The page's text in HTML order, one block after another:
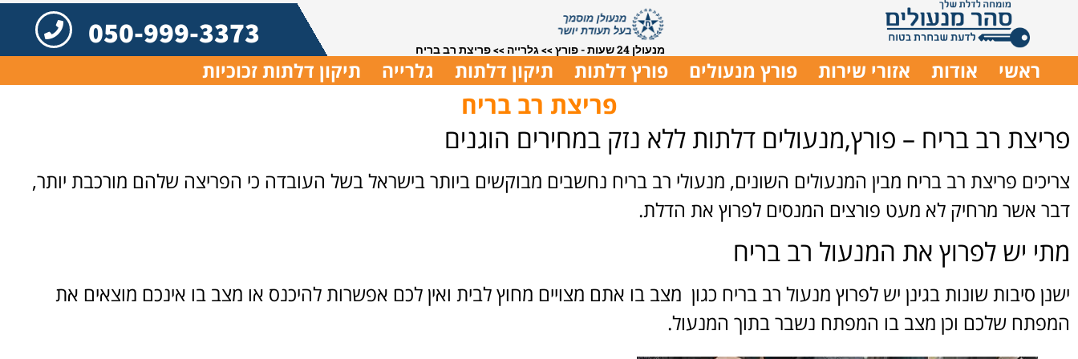
מנעולן 24 שעות - פורץ >>גלרייה >>פריצת רב בריח 050-999-3373
ראשי אודות אזורי שירות פורץ מנעולים פורץ דלתות תיקון דלתות גלרייה תיקון דלתות זכוכיות
פריצת רב בריח
פריצת רב בריח – פורץ,מנעולים דלתות ללא נזק במחירים הוגנים
צריכים פריצת רב בריח מבין המנעולים השונים, מנעולי רב בריח נחשבים מבוקשים ביותר בישראל בשל העובדה כי הפריצה שלהם מורכבת יותר,
דבר אשר מרחיק לא מעט פורצים המנסים לפרוץ את הדלת.
מתי יש לפרוץ את המנעול רב בריח
ישנן סיבות שונות בגינן יש לפרוץ מנעול רב בריח כגון מצב בו אתם מצויים מחוץ לבית ואין לכם אפשרות להיכנס או מצב בו אינכם מוצאים את
המפתח שלכם וכן מצב בו המפתח נשבר בתוך המנעול.